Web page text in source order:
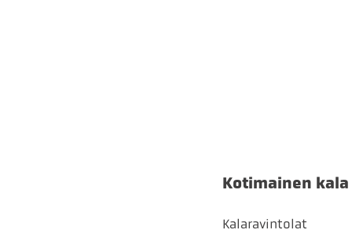
Kotimainen kala
Kalaravintolat